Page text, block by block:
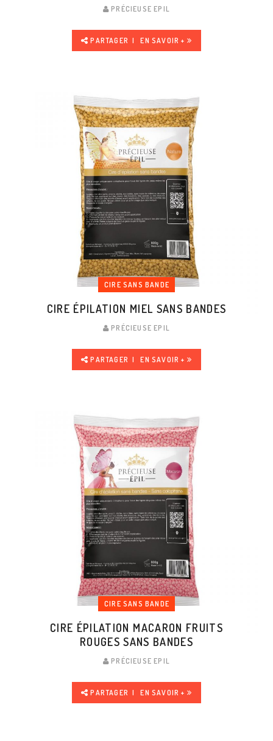
PRÉCIEUSE EPIL
PARTAGER EN SAVOIR +
CIRE SANS BANDE
CIRE ÉPILATION MIEL SANS BANDES
PRÉCIEUSE EPIL
PARTAGER EN SAVOIR +
CIRE SANS BANDE
CIRE ÉPILATION MACARON FRUITS
ROUGES SANS BANDES
PRÉCIEUSE EPIL
PARTAGER EN SAVOIR +